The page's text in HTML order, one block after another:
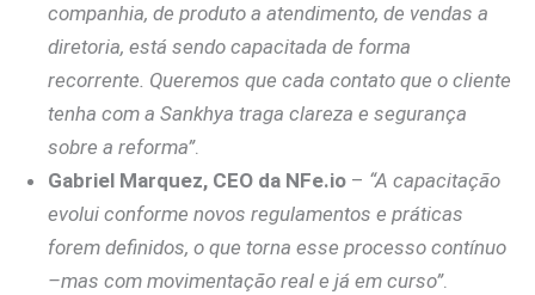
companhia, de produto a atendimento, de vendas a
diretoria, está sendo capacitada de forma
recorrente. Queremos que cada contato que o cliente
tenha com a Sankhya traga clareza e segurança
sobre a reforma”.
Gabriel Marquez, CEO da NFe.io – “A capacitação
evolui conforme novos regulamentos e práticas
forem definidos, o que torna esse processo contínuo
–mas com movimentação real e já em curso”.